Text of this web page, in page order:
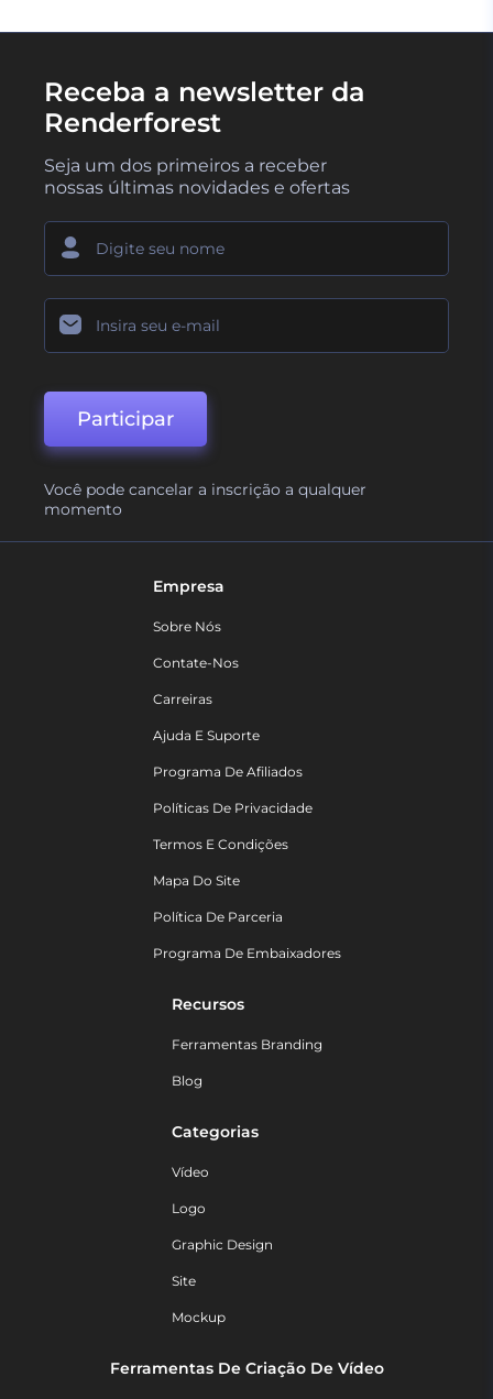
Receba a newsletter da
Renderforest
Seja um dos primeiros a receber
nossas últimas novidades e ofertas
Participar
Você pode cancelar a inscrição a qualquer
momento
Empresa
Sobre Nós
Contate-Nos
Carreiras
Ajuda E Suporte
Programa De Afiliados
Políticas De Privacidade
Termos E Condições
Mapa Do Site
Política De Parceria
Programa De Embaixadores
Recursos
Ferramentas Branding
Blog
Categorias
Vídeo
Logo
Graphic Design
Site
Mockup
Ferramentas De Criação De Vídeo